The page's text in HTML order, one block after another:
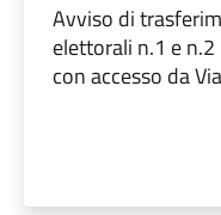
Avviso di
elettorali n.1 e
con accesso da